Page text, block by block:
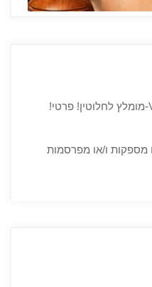
לעיסוי מרגיע מפנק ומקצועי VIP-מומלץ לחלוטין! פרטי! ​​​​​​
מספקות ו/או מפרסמות